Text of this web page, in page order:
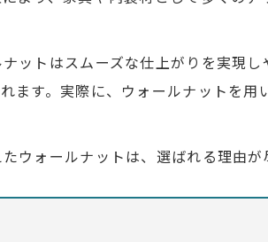
ットはスムーズな仕上がりを実現し
す。実際に、ウォールナットを用
ウォールナットは、選ばれる理由が